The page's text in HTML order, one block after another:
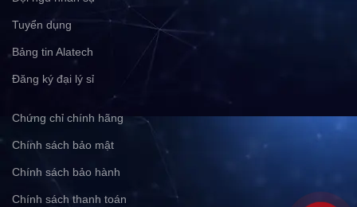
Tuyển dụng
Bảng tin Alatech
Đăng ký đại lý sỉ
Chứng chỉ chính hãng
Chính sách bảo mật
Chính sách bảo hành
Chính sách thanh toán